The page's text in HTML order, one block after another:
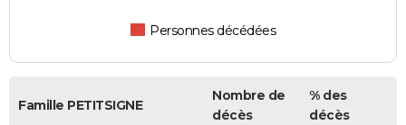
Personnes décédées
Famille PETITSIGNE
Nombre de
décès
% des
décès